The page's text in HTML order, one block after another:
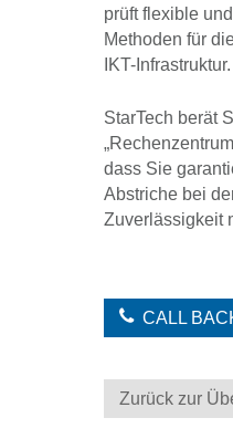
prüft flexible
Methoden für
IKT-Infrastruktur.
StarTech berät
dass Sie
Abstriche bei
Zuverlässigkeit
CALL
Zurück zur